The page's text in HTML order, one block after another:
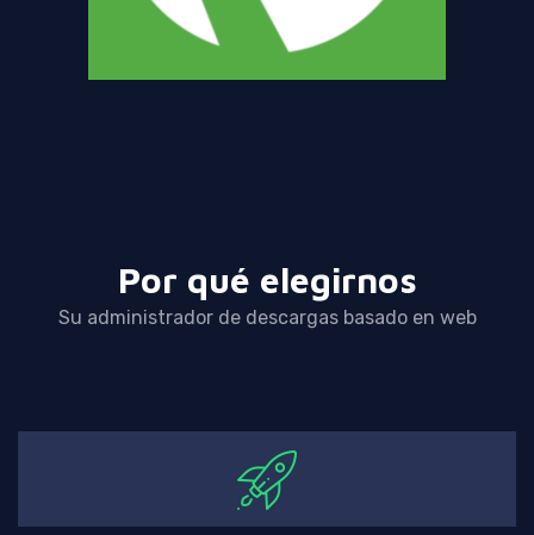
Por qué elegirnos
Su administrador de descargas basado en web